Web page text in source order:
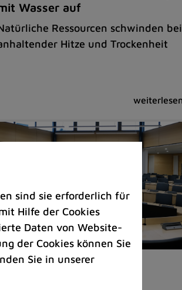
Wasser auf
Ressourcen schwinden bei
Hitze und Trockenheit
| Politik
sind sie erforderlich für
Hilfe der Cookies
Daten von Website-
der Cookies können Sie
Sie in unserer